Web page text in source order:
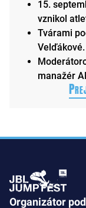
15.
vznikol
Tvárami
Velďákové.
manažér
Organizátor